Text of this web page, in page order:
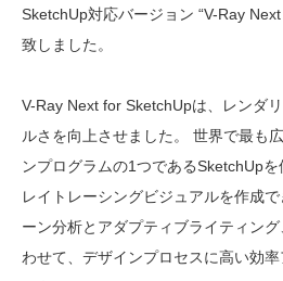
SketchUp対応バージョン “V-Ray
致しました。
V-Ray Next for SketchUpは、レンダ
ルさを向上させました。 世界で最も
ンプログラムの1つであるSketchUp
レイトレーシングビジュアルを作成
ーン分析とアダプティブライティン
わせて、デザインプロセスに高い効